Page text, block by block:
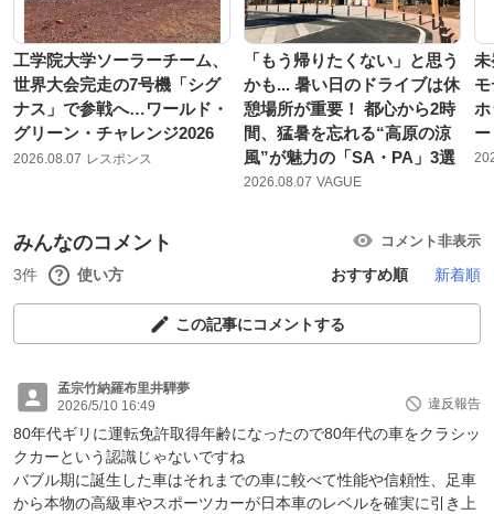
工学院大学ソーラーチーム、
世界大会完走の7号機「シグ
ナス」で参戦へ…ワールド・
グリーン・チャレンジ2026
2026.08.07 レスポンス
「もう帰りたくない」と思う
かも... 暑い日のドライブは休
憩場所が重要！ 都心から2時
間、猛暑を忘れる“高原の涼
風”が魅力の「SA・PA」3選
2026.08.07 VAGUE
未
ホ
みんなのコメント コメント非表示
3件 使い方 おすすめ順 新着順
この記事にコメントする
孟宗竹納羅布里井騨夢
2026/5/10 16:49
違反報告
80年代ギリに運転免許取得年齢になったので80年代の車をクラシッ
クカーという認識じゃないですね
バブル期に誕生した車はそれまでの車に較べて性能や信頼性、足車
から本物の高級車やスポーツカーが日本車のレベルを確実に引き上